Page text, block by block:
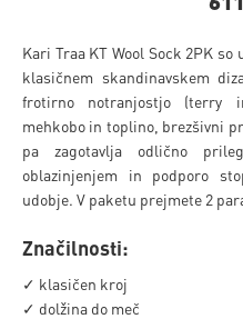
Kari Traa KT Wool Sock 2PK
klasičnem skandinavskem
frotirno notranjostjo (terry
mehkobo in toplino, brezšivni
pa zagotavlja odlično
oblazinjenjem in podporo
udobje. V paketu prejmete 2
Značilnosti:
✓ klasičen kroj
✓ dolžina do meč